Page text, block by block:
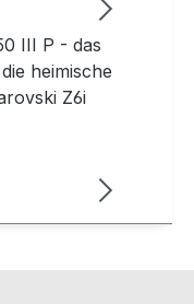
III P - das
heimische
Z6i